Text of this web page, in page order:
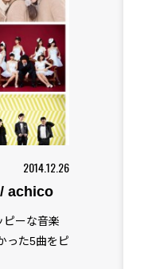
2014.12.26
achico
ピーな音楽
った5曲をピ